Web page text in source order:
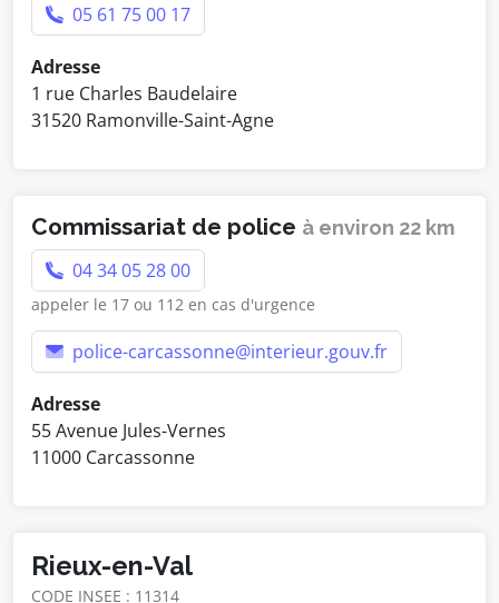
05 61 75 00 17
Adresse
1 rue Charles Baudelaire
31520 Ramonville-Saint-Agne
Commissariat de police à environ 22 km
04 34 05 28 00
appeler le 17 ou 112 en cas d'urgence
police-carcassonne@interieur.gouv.fr
Adresse
55 Avenue Jules-Vernes
11000 Carcassonne
Rieux-en-Val
CODE INSEE : 11314